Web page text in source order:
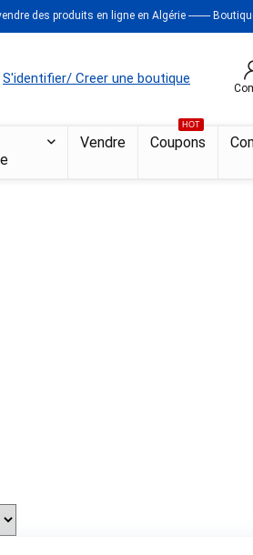
des produits en ligne en Algérie --------
S'identifier/ Creer une boutique
Vendre
HOT
Coupons